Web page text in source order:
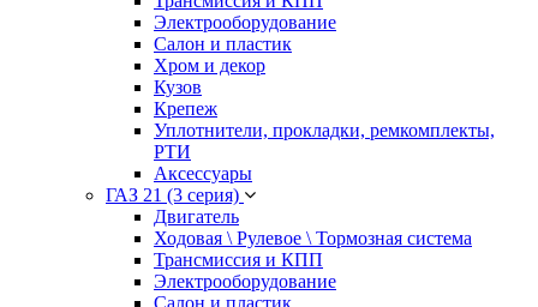
Электрооборудование
Салон и пластик
Хром и декор
Кузов
Крепеж
Уплотнители, прокладки, ремкомплекты,
РТИ
Аксессуары
ГАЗ 21 (3 серия)
Двигатель
Ходовая \ Рулевое \ Тормозная система
Трансмиссия и КПП
Электрооборудование
Салон и пластик